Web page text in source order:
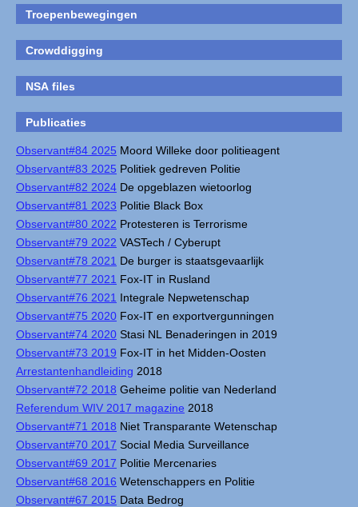
Troepenbewegingen
Crowddigging
NSA files
Publicaties
Observant#84 2025 Moord Willeke door politieagent
Observant#83 2025 Politiek gedreven Politie
Observant#82 2024 De opgeblazen wietoorlog
Observant#81 2023 Politie Black Box
Observant#80 2022 Protesteren is Terrorisme
Observant#79 2022 VASTech / Cyberupt
Observant#78 2021 De burger is staatsgevaarlijk
Observant#77 2021 Fox-IT in Rusland
Observant#76 2021 Integrale Nepwetenschap
Observant#75 2020 Fox-IT en exportvergunningen
Observant#74 2020 Stasi NL Benaderingen in 2019
Observant#73 2019 Fox-IT in het Midden-Oosten
Arrestantenhandleiding 2018
Observant#72 2018 Geheime politie van Nederland
Referendum WIV 2017 magazine 2018
Observant#71 2018 Niet Transparante Wetenschap
Observant#70 2017 Social Media Surveillance
Observant#69 2017 Politie Mercenaries
Observant#68 2016 Wetenschappers en Politie
Observant#67 2015 Data Bedrog